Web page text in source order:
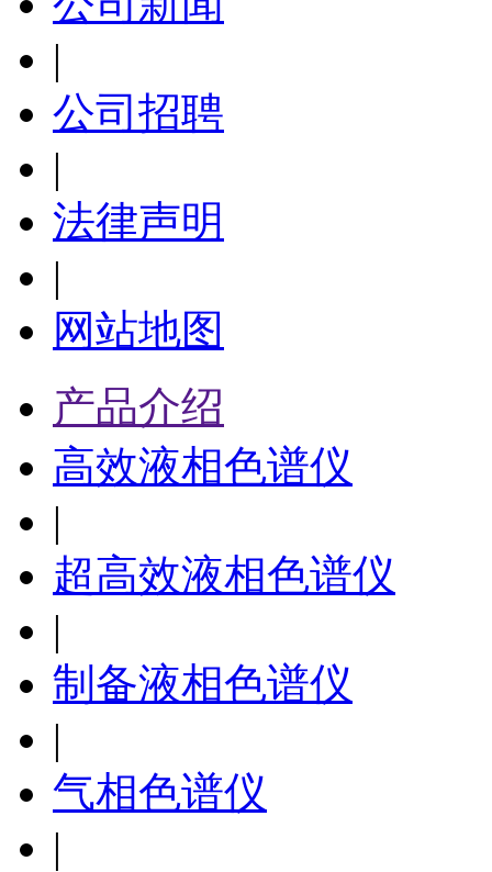
|
公司招聘
|
法律声明
|
网站地图
产品介绍
高效液相色谱仪
|
超高效液相色谱仪
|
制备液相色谱仪
|
气相色谱仪
|